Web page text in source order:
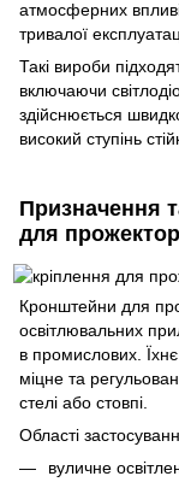
атмосферних
тривалої
Такі вироби
включаючи
здійснюється
високий ступінь
Призначення
для
Кронштейни для
освітлювальних
в промислових.
міцне та
стелі або стовпі.
Області
вуличне